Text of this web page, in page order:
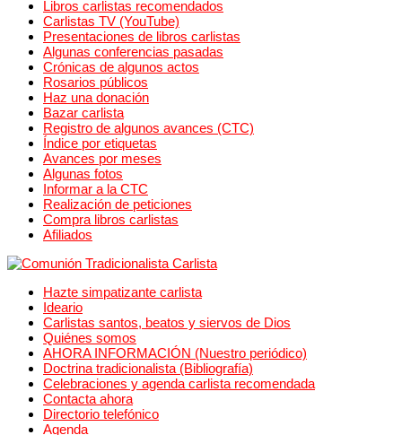
Libros carlistas recomendados
Carlistas TV (YouTube)
Presentaciones de libros carlistas
Algunas conferencias pasadas
Crónicas de algunos actos
Rosarios públicos
Haz una donación
Bazar carlista
Registro de algunos avances (CTC)
Índice por etiquetas
Avances por meses
Algunas fotos
Informar a la CTC
Realización de peticiones
Compra libros carlistas
Afiliados
Hazte simpatizante carlista
Ideario
Carlistas santos, beatos y siervos de Dios
Quiénes somos
AHORA INFORMACIÓN (Nuestro periódico)
Doctrina tradicionalista (Bibliografía)
Celebraciones y agenda carlista recomendada
Contacta ahora
Directorio telefónico
Agenda